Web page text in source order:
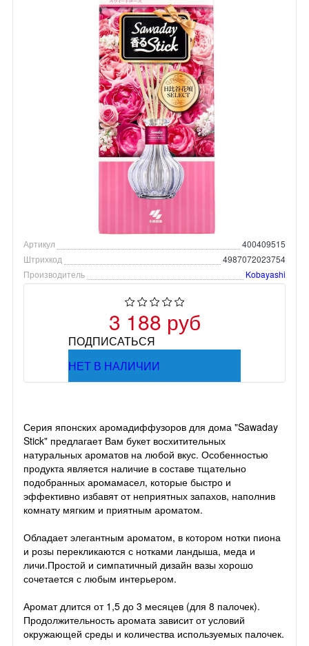
Артикул
400409515
Штрихкод
4987072023754
Производитель
Kobayashi
3 188 руб
ПОДПИСАТЬСЯ
НЕТ В НАЛИЧИИ
Серия японских аромадиффузоров для дома "Sawaday
Stick" предлагает Вам букет восхитительных
натуральных ароматов на любой вкус. Особенностью
продукта является наличие в составе тщательно
подобранных аромамасел, которые быстро и
эффективно избавят от неприятных запахов, наполнив
комнату мягким и приятным ароматом.
Обладает элегантным ароматом, в котором нотки пиона
и розы перекликаются с нотками ландыша, меда и
личи.Простой и симпатичный дизайн вазы хорошо
сочетается с любым интерьером.
Аромат длится от 1,5 до 3 месяцев (для 8 палочек).
Продолжительность аромата зависит от условий
окружающей среды и количества используемых палочек.